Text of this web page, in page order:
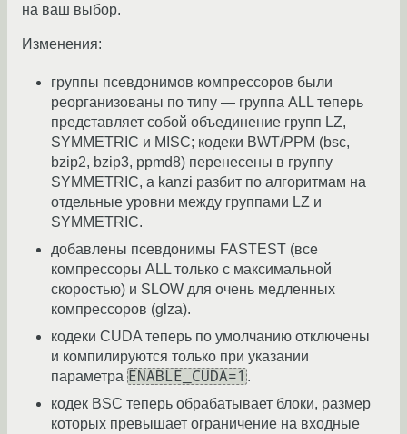
на ваш выбор.
Изменения:
группы псевдонимов компрессоров были
реорганизованы по типу — группа ALL теперь
представляет собой объединение групп LZ,
SYMMETRIC и MISC; кодеки BWT/PPM (bsc,
bzip2, bzip3, ppmd8) перенесены в группу
SYMMETRIC, а kanzi разбит по алгоритмам на
отдельные уровни между группами LZ и
SYMMETRIC.
добавлены псевдонимы FASTEST (все
компрессоры ALL только с максимальной
скоростью) и SLOW для очень медленных
компрессоров (glza).
кодеки CUDA теперь по умолчанию отключены
и компилируются только при указании
параметра ENABLE_CUDA=1 .
кодек BSC теперь обрабатывает блоки, размер
которых превышает ограничение на входные